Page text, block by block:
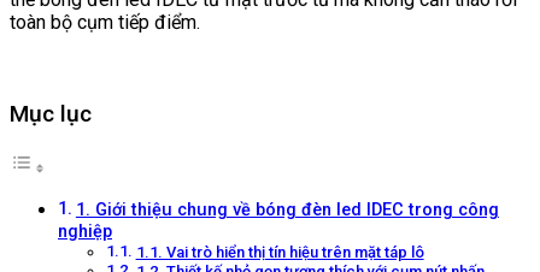
toàn bộ cụm tiếp điểm.
Mục lục
1. Giới thiệu chung về bóng đèn led IDEC trong công
nghiệp
1.1. Vai trò hiển thị tín hiệu trên mặt táp lô